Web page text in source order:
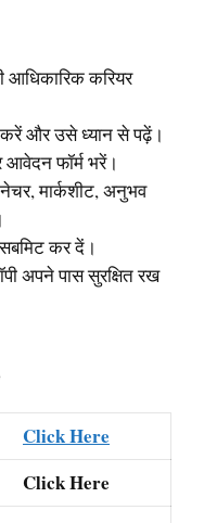
करियर
और उसे ध्यान से पढ़ें।
फॉर्म भरें।
मार्कशीट, अनुभव
कर दें।
अपने पास सुरक्षित रख
Click Here
Click Here